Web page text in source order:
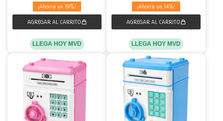
19
LLEGA HOY MVD
14
LLEGA HOY MVD